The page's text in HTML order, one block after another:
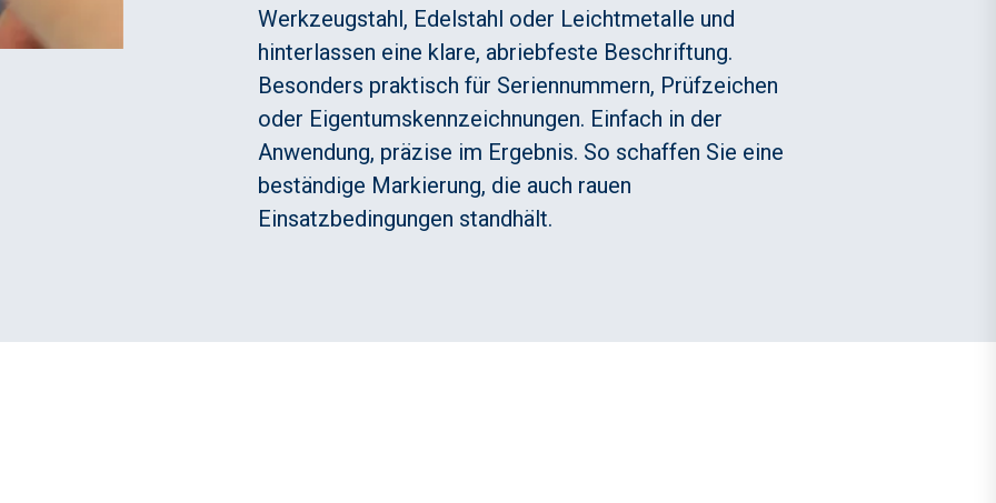
Werkzeugstahl, Edelstahl oder Leichtmetalle und
hinterlassen eine klare, abriebfeste Beschriftung.
Besonders praktisch für Seriennummern, Prüfzeichen
oder Eigentumskennzeichnungen. Einfach in der
Anwendung, präzise im Ergebnis. So schaffen Sie eine
beständige Markierung, die auch rauen
Einsatzbedingungen standhält.